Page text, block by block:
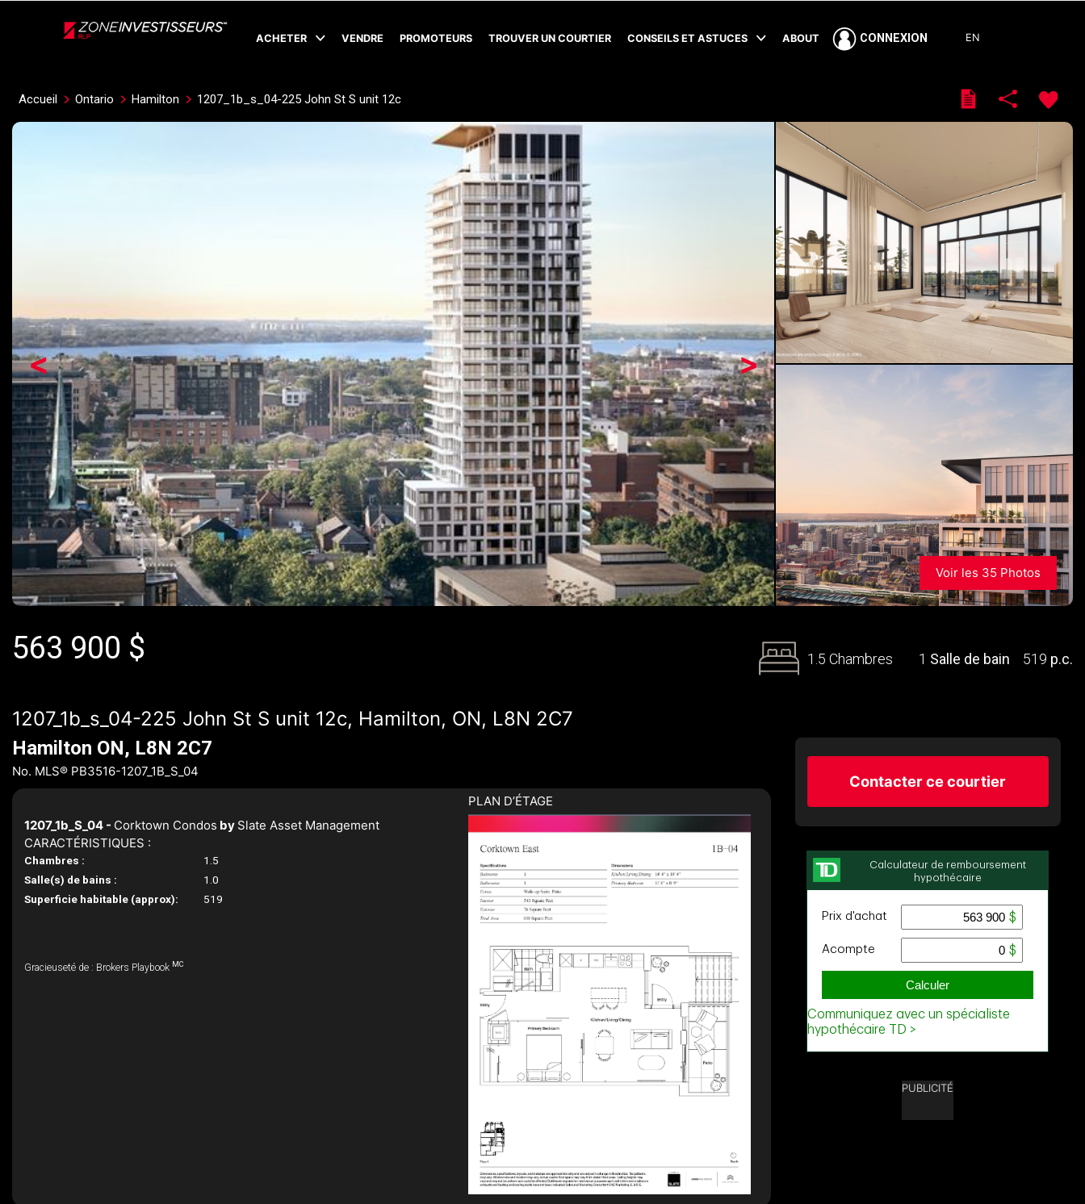
ACHETER VENDRE PROMOTEURS TROUVER UN COURTIER CONSEILS ET ASTUCES ABOUT CONNEXION EN
Accueil Ontario Hamilton 1207_1b_s_04-225 John St S unit 12c
>
<
Voir les 35 Photos
563 900 $ 1.5 Chambres 1 Salle de bain 519 p.c.
1207_1b_s_04-225 John St S unit 12c, Hamilton, ON, L8N 2C7
Hamilton ON, L8N 2C7
No. MLS® PB3516-1207_1B_S_04
1207_1b_S_04 - Corktown Condos by Slate Asset Management
CARACTÉRISTIQUES :
Chambres :
1.5
Salle(s) de bains :
1.0
Superficie habitable (approx):
519
Gracieuseté de : Brokers Playbook MC
PLAN D’ÉTAGE
Contacter ce courtier
PUBLICITÉ